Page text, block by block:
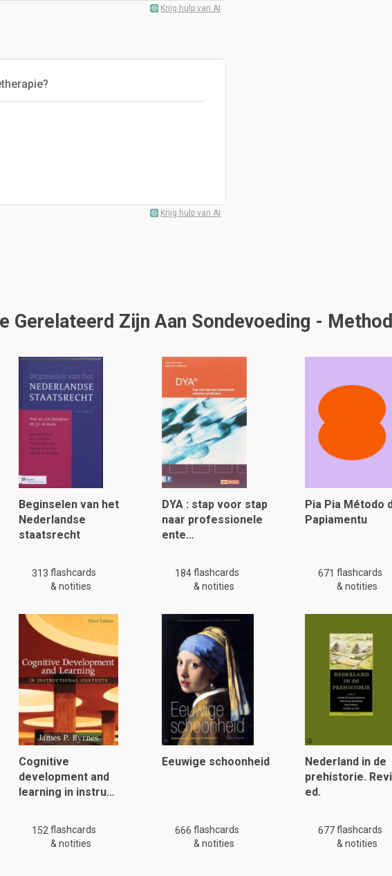
Krijg hulp van AI
Krijg hulp van AI
Gerelateerd Zijn Aan Sondevoeding -
Beginselen van het
Nederlandse
staatsrecht
313 flashcards
& notities
DYA : stap voor stap
naar professionele
ente…
184flashcards
& notities
Pia Pia Método
Papiamentu
671 flashcards
& notities
Cognitive
development and
learning in instru…
152 flashcards
& notities
Eeuwige schoonheid
666 flashcards
& notities
Nederland in de
prehistorie.
ed.
677 flashcards
& notities